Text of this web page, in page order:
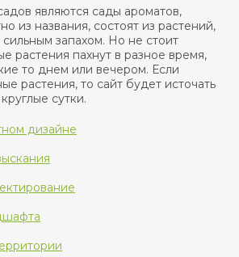
являются сады ароматов,
из названия, состоят из растений,
запахом. Но не стоит
растения пахнут в разное время,
то днем или вечером. Если
растения, то сайт будет источать
сутки.
дизайне